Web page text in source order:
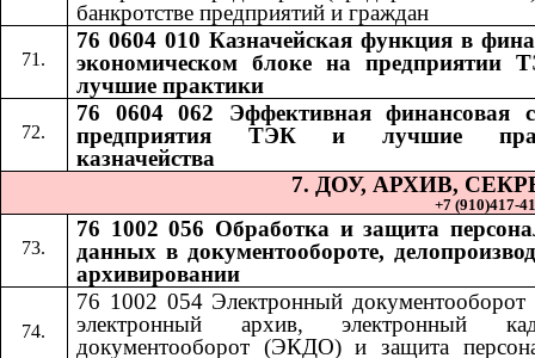
банкротстве предприятий и граждан
76 0604 010 Казначейская функция в
экономическом блоке на
лучшие практики
76 0604 062 Эффективная финансовая
предприятия ТЭК и лучшие
казначейства
7. ДОУ, АРХИВ,
+7 (910)417-
76 1002 056 Обработка и защита
данных в документообороте,
архивировании
76 1002 054 Электронный
электронный архив, электронный
документооборот (ЭКДО) и защита